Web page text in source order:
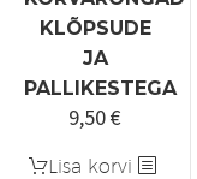
KLÕPSUDE
JA
PALLIKESTEGA
9,50€
Lisa korvi